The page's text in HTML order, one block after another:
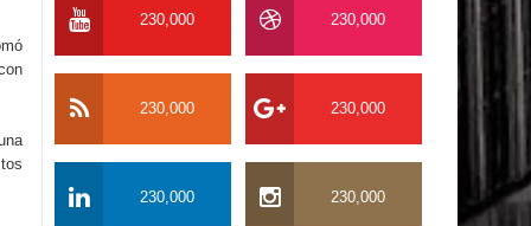
230,000 230,000
230,000 230,000
230,000 230,000